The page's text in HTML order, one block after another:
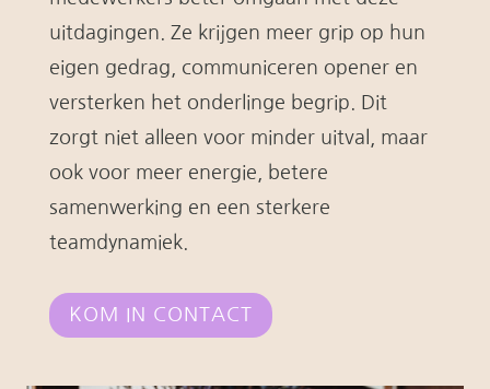
uitdagingen. Ze krijgen meer grip op hun
eigen gedrag, communiceren opener en
versterken het onderlinge begrip. Dit
zorgt niet alleen voor minder uitval, maar
ook voor meer energie, betere
samenwerking en een sterkere
teamdynamiek.
KOM IN CONTACT